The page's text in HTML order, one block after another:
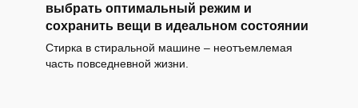
выбрать оптимальный режим и
сохранить вещи в идеальном состоянии
Стирка в стиральной машине – неотъемлемая
часть повседневной жизни.